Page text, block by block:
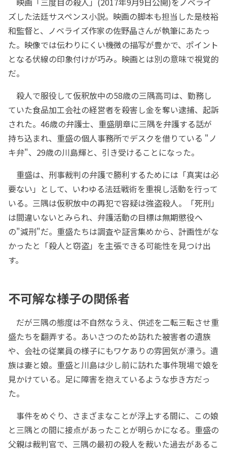
ズした法廷サスペンス小説。映画の脚本も担当した是枝裕
和監督と、ノベライズ作家の佐野晶さんが執筆にあたっ
た。映像では伝わりにくい機微の描写が豊かで、ポイント
となる伏線の印象付けが巧み。映画とは別の意味で視覚的
だ。
殺人で服役して仮釈放中の58歳の三隅高司は、勤務し
ていた食品加工会社の経営者を殺害し金を奪い逮捕、起訴
された。46歳の弁護士、重盛朋章に三隅を弁護する話が
持ち込まれ、重盛の個人事務所でデスクを借りている "ノ
キ弁"、29歳の川島輝と、引き受けることになった。
重盛は、刑事裁判の弁護で勝利するためには「真実は必
要ない」として、いわゆる法廷戦術を重視し活動を行って
いる。三隅は仮釈放中の再犯で容疑は強盗殺人。「死刑」
は間違いないとみられ、弁護活動の目標は無期懲役へ
の"減刑"だ。重盛たちは調査や証言集めから、計画性がな
かったと「殺人と窃盗」を主張できる可能性を見つけ出
す。
不可解な様子の関係者
だが三隅の態度は不自然なうえ、供述を二転三転させ重
盛たちを翻弄する。あいさつのため訪れた被害者の遺族
や、会社の従業員の様子にもワケありの雰囲気が漂う。遺
族は妻と娘。重盛と川島は少し前に訪れた事件現場で娘を
見かけている。足に障害を抱えているような歩き方だっ
た。
事件をめぐり、さまざまなことが浮上する間に、この娘
と三隅との間に接点があったことが明らかになる。重盛の
父親は裁判官で、三隅の最初の殺人を裁いた過去があるこ